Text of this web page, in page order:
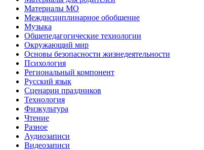
Материалы МО
Междисциплинарное обобщение
Музыка
Общепедагогические технологии
Окружающий мир
Основы безопасности жизнедеятельности
Психология
Региональный компонент
Русский язык
Сценарии праздников
Технология
Физкультура
Чтение
Разное
Аудиозаписи
Видеозаписи